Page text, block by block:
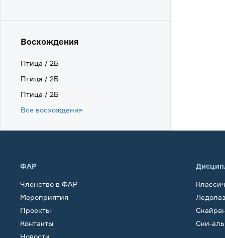
Восхождения
Птица / 2Б
Птица / 2Б
Птица / 2Б
Все восхождения
ФАР
Членство в ФАР
Мероприятия
Проекты
Контакты
Новости
Ски-